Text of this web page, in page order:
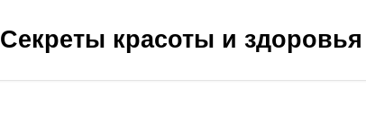
Секреты красоты и здоровья